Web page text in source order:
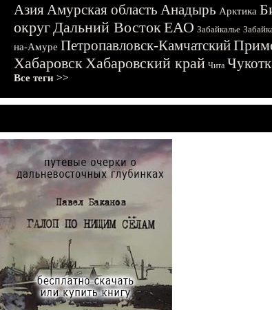
АзияАмурская область Анадырь Арктика
округДальний ВостокЕАО Забайкалье
на-Амуре Петропавловск-Камчатский
ХабаровскХабаровский край Чита
Все теги >>